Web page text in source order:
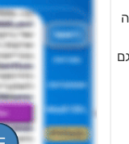
הזמנה ראשונה
אקונרג'י
ויליפוד אינטרנש
אורד